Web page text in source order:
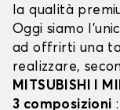
la qualità
Oggi siamo
ad offrirti una
realizzare,
MITSUBISHI I
3 composizioni